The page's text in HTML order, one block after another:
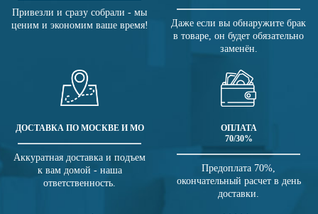
Привезли и сразу собрали - мы
ценим и экономим ваше время!
Даже если вы обнаружите брак
в товаре, он будет обязательно
заменён.
ДОСТАВКА ПО МОСКВЕ И МО
Аккуратная доставка и подъем
к вам домой - наша
ответственность.
ОПЛАТА
70/30%
Предоплата 70%,
окончательный расчет в день
доставки.